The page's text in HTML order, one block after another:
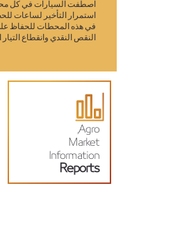
اصطفت السيارات في كل
استمرار التأخير لساعات
في هذه المحطات للحفاظ
النقص النقدي وانقطاع
Agro,
Market
Information
Reports